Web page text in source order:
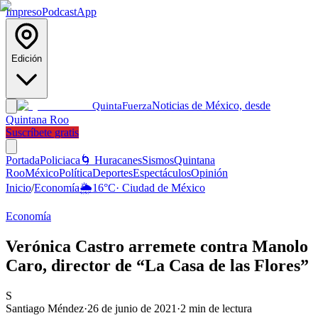
ImpresoPodcastApp
Edición
QuintaFuerzaNoticias de México, desde
Quintana Roo
Suscríbete gratis
PortadaPoliciaca 🌀 HuracanesSismosQuintana
RooMéxicoPolíticaDeportesEspectáculosOpinión
Inicio/Economía🌦️16°C· Ciudad de México
Economía
Verónica Castro arremete contra Manolo
Caro, director de “La Casa de las Flores”
S
Santiago Méndez·26 de junio de 2021 ·2 min de lectura